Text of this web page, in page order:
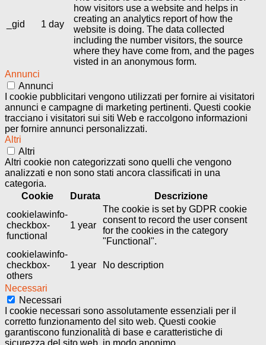
_gid 1 day
how visitors use a website and helps in
creating an analytics report of how the
website is doing. The data collected
including the number visitors, the source
where they have come from, and the pages
visted in an anonymous form.
Annunci
Annunci
I cookie pubblicitari vengono utilizzati per fornire ai visitatori
annunci e campagne di marketing pertinenti. Questi cookie
tracciano i visitatori sui siti Web e raccolgono informazioni
per fornire annunci personalizzati.
Altri
Altri
Altri cookie non categorizzati sono quelli che vengono
analizzati e non sono stati ancora classificati in una
categoria.
Cookie
Durata
Descrizione
cookielawinfo-
checkbox-
functional
1 year
The cookie is set by GDPR cookie
consent to record the user consent
for the cookies in the category
"Functional".
cookielawinfo-
checkbox-
others
1 year No description
Necessari
Necessari
I cookie necessari sono assolutamente essenziali per il
corretto funzionamento del sito web. Questi cookie
garantiscono funzionalità di base e caratteristiche di
sicurezza del sito web, in modo anonimo.